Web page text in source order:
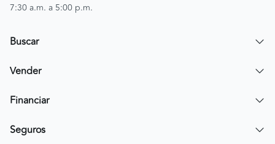
7:30 a.m. a 5:00 p.m.
Buscar
Encuentra un carro
Vender
Publicar mi vehículo
Financiar
Simular crédito
Seguros